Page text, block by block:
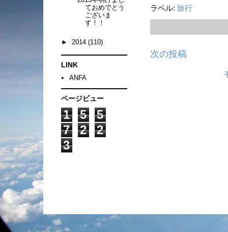
ラベル: 旅行
次の投稿
ておめでとう
ございま
す！！
► 2014 (110)
LINK
ANFA
ページビュー
1 5
5
7
2
2
3